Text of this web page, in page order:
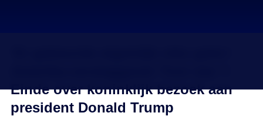
Einde over koninklijk bezoek aan
president Donald Trump